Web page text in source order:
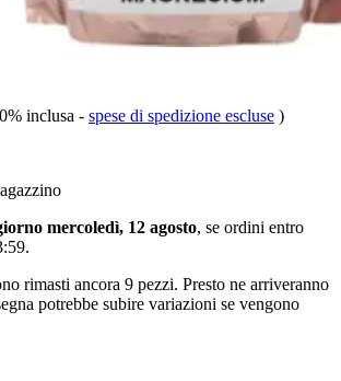
inclusa - spese di spedizione escluse )
mercoledì, 12 agosto, se ordini entro
.
rimasti ancora 9 pezzi. Presto ne arriveranno
potrebbe subire variazioni se vengono